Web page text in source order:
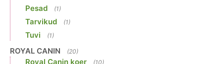
Pesad (1)
Tarvikud (1)
Tuvi (1)
ROYAL CANIN (20)
Royal Canin koer (10)